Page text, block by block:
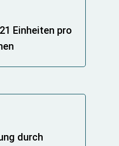
Einheiten pro
durch